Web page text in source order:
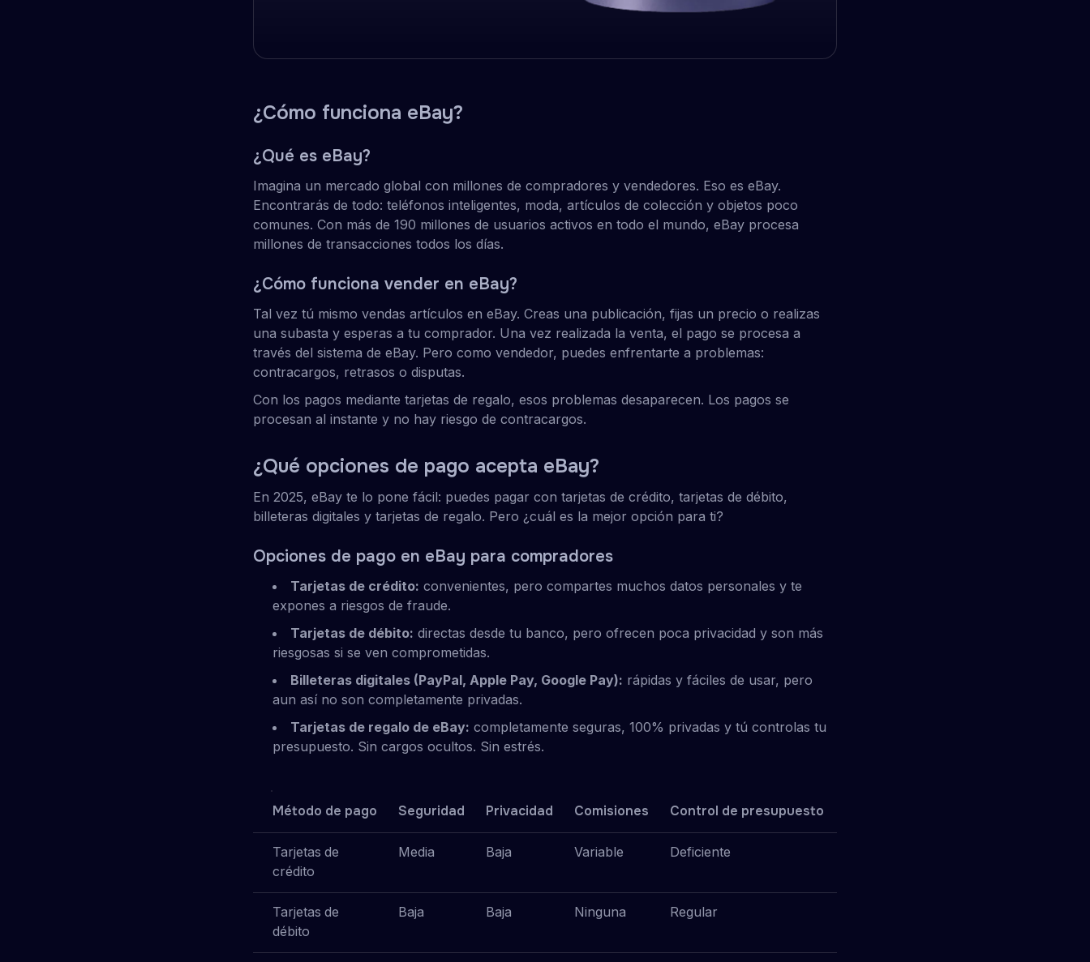
¿Cómo funciona eBay?
¿Qué es eBay?
Imagina un mercado global con millones de compradores y vendedores. Eso es eBay.
Encontrarás de todo: teléfonos inteligentes, moda, artículos de colección y objetos poco
comunes. Con más de 190 millones de usuarios activos en todo el mundo, eBay procesa
millones de transacciones todos los días.
¿Cómo funciona vender en eBay?
Tal vez tú mismo vendas artículos en eBay. Creas una publicación, fijas un precio o realizas
una subasta y esperas a tu comprador. Una vez realizada la venta, el pago se procesa a
través del sistema de eBay. Pero como vendedor, puedes enfrentarte a problemas:
contracargos, retrasos o disputas.
Con los pagos mediante tarjetas de regalo, esos problemas desaparecen. Los pagos se
procesan al instante y no hay riesgo de contracargos.
¿Qué opciones de pago acepta eBay?
En 2025, eBay te lo pone fácil: puedes pagar con tarjetas de crédito, tarjetas de débito,
billeteras digitales y tarjetas de regalo. Pero ¿cuál es la mejor opción para ti?
Opciones de pago en eBay para compradores
Tarjetas de crédito: convenientes, pero compartes muchos datos personales y te
expones a riesgos de fraude.
Tarjetas de débito: directas desde tu banco, pero ofrecen poca privacidad y son más
riesgosas si se ven comprometidas.
Billeteras digitales (PayPal, Apple Pay, Google Pay): rápidas y fáciles de usar, pero
aun así no son completamente privadas.
Tarjetas de regalo de eBay: completamente seguras, 100% privadas y tú controlas tu
presupuesto. Sin cargos ocultos. Sin estrés.
Método de pago Seguridad Privacidad Comisiones Control de presupuesto
Tarjetas de
crédito
Media Baja Variable Deficiente
Tarjetas de
débito
Baja Baja Ninguna Regular